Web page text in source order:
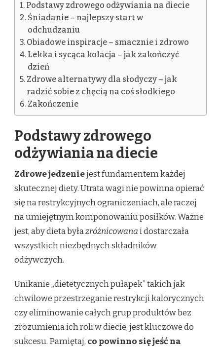
Podstawy zdrowego odżywiania na diecie
Śniadanie – najlepszy start w
odchudzaniu
Obiadowe inspiracje – smacznie i zdrowo
Lekka i sycąca kolacja – jak zakończyć
dzień
Zdrowe alternatywy dla słodyczy – jak
radzić sobie z chęcią na coś słodkiego
Zakończenie
Podstawy zdrowego
odżywiania na diecie
Zdrowe jedzeniejest fundamentem każdej
skutecznej diety. Utrata wagi nie powinna opierać
się na restrykcyjnych ograniczeniach, ale raczej
na umiejętnym komponowaniu posiłków. Ważne
jest, aby dieta byłazróżnicowanai dostarczała
wszystkich niezbędnych składników
odżywczych.
Unikanie „dietetycznych pułapek” takich jak
chwilowe przestrzeganie restrykcji kalorycznych
czy eliminowanie całych grup produktów bez
zrozumienia ich roli w diecie, jest kluczowe do
sukcesu. Pamiętaj, co powinno się jeść na